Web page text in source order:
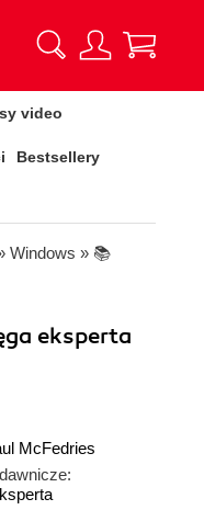
video
Bestsellery
Windows » 📚
eksperta
McFedries